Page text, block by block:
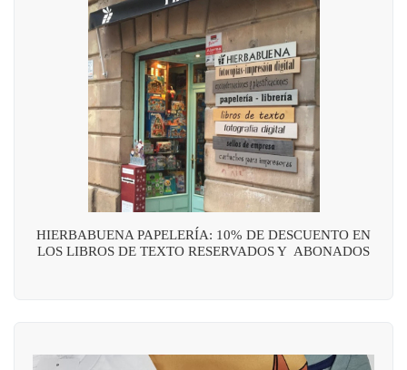
HIERBABUENA PAPELERÍA: 10% DE DESCUENTO EN
LOS LIBROS DE TEXTO RESERVADOS Y ABONADOS